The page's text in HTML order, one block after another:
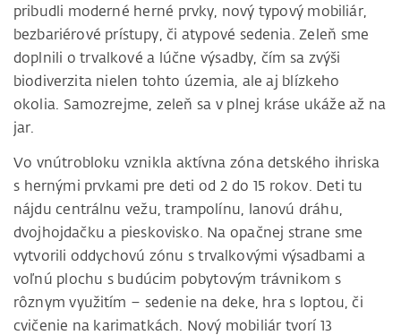
pribudli moderné herné prvky, nový typový mobiliár,
bezbariérové prístupy, či atypové sedenia. Zeleň sme
doplnili o trvalkové a lúčne výsadby, čím sa zvýši
biodiverzita nielen tohto územia, ale aj blízkeho
okolia. Samozrejme, zeleň sa v plnej kráse ukáže až na
jar.
Vo vnútrobloku vznikla aktívna zóna detského ihriska
s hernými prvkami pre deti od 2 do 15 rokov. Deti tu
nájdu centrálnu vežu, trampolínu, lanovú dráhu,
dvojhojdačku a pieskovisko. Na opačnej strane sme
vytvorili oddychovú zónu s trvalkovými výsadbami a
voľnú plochu s budúcim pobytovým trávnikom s
rôznym využitím – sedenie na deke, hra s loptou, či
cvičenie na karimatkách. Nový mobiliár tvorí 13